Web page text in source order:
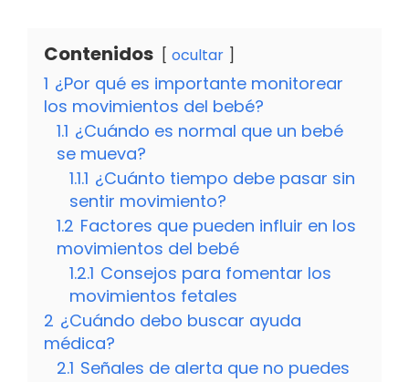
Contenidos ocultar
1 ¿Por qué es importante monitorear
los movimientos del bebé?
1.1 ¿Cuándo es normal que un bebé
se mueva?
1.1.1 ¿Cuánto tiempo debe pasar sin
sentir movimiento?
1.2 Factores que pueden influir en los
movimientos del bebé
1.2.1 Consejos para fomentar los
movimientos fetales
2 ¿Cuándo debo buscar ayuda
médica?
2.1 Señales de alerta que no puedes